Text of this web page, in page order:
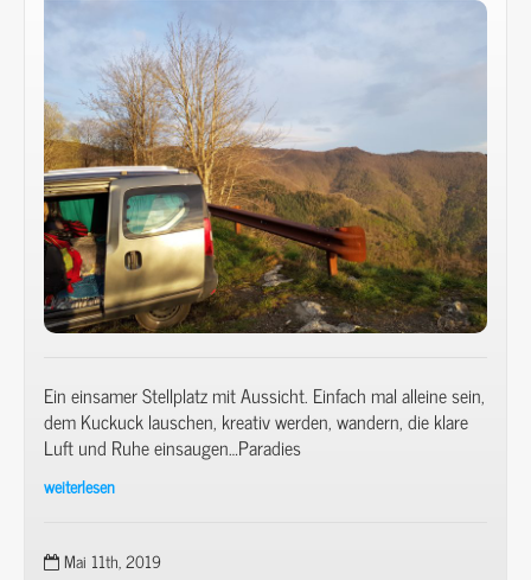
&
das
verträumte
Storkow!
Ein einsamer Stellplatz mit Aussicht. Einfach mal alleine sein,
dem Kuckuck lauschen, kreativ werden, wandern, die klare
Luft und Ruhe einsaugen…Paradies
weiterlesen
ausgebauten
Mai 11th, 2019